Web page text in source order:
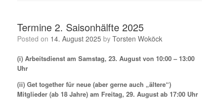
Termine 2. Saisonhälfte 2025
Posted on 14. August 2025 by Torsten Woköck
(i) Arbeitsdienst am Samstag, 23. August von 10:00 – 13:00
Uhr
(ii) Get together für neue (aber gerne auch „ältere“)
Mitglieder (ab 18 Jahre) am Freitag, 29. August ab 17:00 Uhr